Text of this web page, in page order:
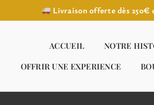
Livraison offerte dès 250€
ACCUEIL NOTRE
OFFRIR UNE EXPERIENCE